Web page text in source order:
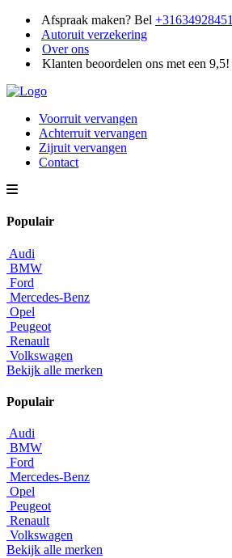
Afspraak maken? Bel +31634928451
Autoruit verzekering
Over ons
Klanten beoordelen ons met een 9,5!
Voorruit vervangen
Achterruit vervangen
Zijruit vervangen
Contact
Populair
Audi
BMW
Ford
Mercedes-Benz
Opel
Peugeot
Renault
Volkswagen
Bekijk alle merken
Populair
Audi
BMW
Ford
Mercedes-Benz
Opel
Peugeot
Renault
Volkswagen
Bekijk alle merken